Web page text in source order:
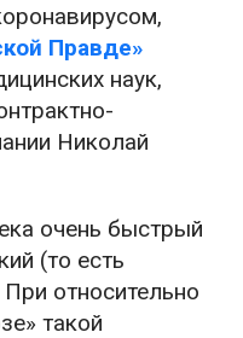
Правде»
наук,
Николай
очень быстрый
(то есть
относительно
такой